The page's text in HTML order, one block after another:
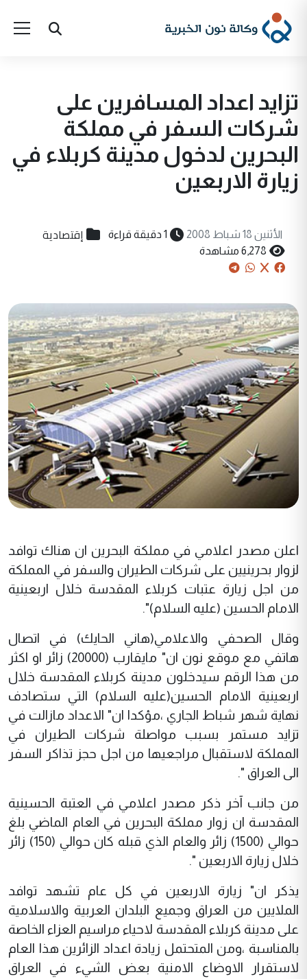
تزايد اعداد المسافرين على
شركات السفر في مملكة
البحرين لدخول مدينة كربلاء في
زيارة الاربعين
الأثنين 18 شباط 2008 1 دقيقة قراءة إقتصادية
6,278 مشاهدة
اعلن مصدر اعلامي في مملكة البحرين ان هناك توافد
لزوار بحرينيين على شركات الطيران والسفر في المملكة
من اجل زيارة عتبات كربلاء المقدسة خلال اربعينية
الامام الحسين (عليه السلام)".
وقال الصحفي والاعلامي(هاني الحايك) في اتصال
هاتفي مع موقع نون ان" مايقارب (20000) زائر او اكثر
من هذا الرقم سيدخلون مدينة كربلاء المقدسة خلال
اربعينية الامام الحسين(عليه السلام) التي ستصادف
نهاية شهر شباط الجاري ،مؤكدا ان" الاعداد مازالت في
تزايد مستمر بسبب مواصلة شركات الطيران في
المملكة لاستقبال مراجعيها من اجل حجز تذاكر السفر
الى العراق ".
من جانب آخر ذكر مصدر اعلامي في العتبة الحسينية
المقدسة ان زوار مملكة البحرين في العام الماضي بلغ
حوالي (1500) زائر والعام الذي قبله كان حوالي (150) زائر
خلال زيارة الاربعين ".
يذكر ان" زيارة الاربعين في كل عام تشهد توافد
الملايين من العراق وجميع البلدان العربية والاسلامية
على مدينة كربلاء المقدسة لاحياء مراسيم العزاء الخاصة
بالمناسبة ،ومن المتحتمل زيادة اعداد الزائرين هذا العام
لاستقرار الاوضاع الامنية بعض الشيء في العراق